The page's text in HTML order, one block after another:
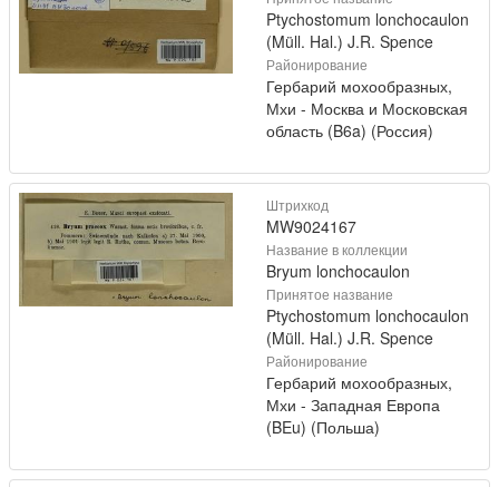
Ptychostomum lonchocaulon
(Müll. Hal.) J.R. Spence
Районирование
Гербарий мохообразных,
Мхи - Москва и Московская
область (B6a) (Россия)
Штрихкод
MW9024167
Название в коллекции
Bryum lonchocaulon
Принятое название
Ptychostomum lonchocaulon
(Müll. Hal.) J.R. Spence
Районирование
Гербарий мохообразных,
Мхи - Западная Европа
(BEu) (Польша)